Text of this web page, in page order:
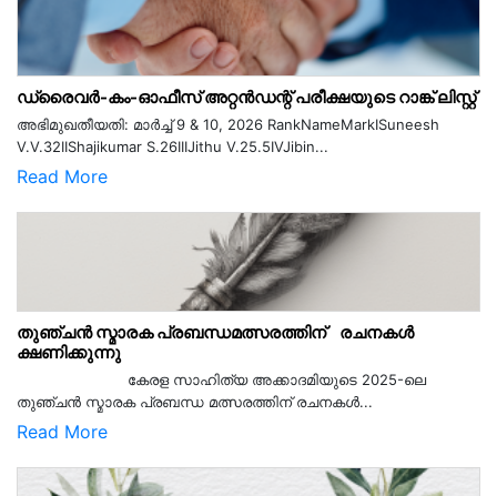
ഡ്രൈവർ-കം-ഓഫീസ് അറ്റൻഡന്റ് പരീക്ഷയുടെ റാങ്ക് ലിസ്റ്റ്
അഭിമുഖതീയതി: മാർച്ച് 9 & 10, 2026 RankNameMarkISuneesh
V.V.32IIShajikumar S.26IIIJithu V.25.5IVJibin...
Read More
തുഞ്ചൻ സ്മാരക പ്രബന്ധമത്സരത്തിന് രചനകൾ
ക്ഷണിക്കുന്നു
കേരള സാഹിത്യ അക്കാദമിയുടെ 2025-ലെ
തുഞ്ചൻ സ്മാരക പ്രബന്ധ മത്സരത്തിന് രചനകൾ...
Read More